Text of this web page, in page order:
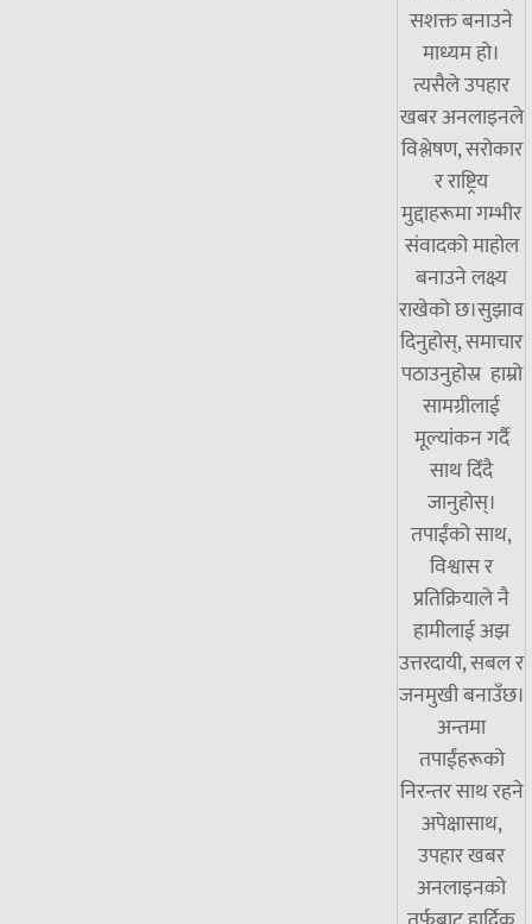
सशक्त बनाउने
माध्यम हो।
त्यसैले उपहार
खबर अनलाइनले
विश्लेषण, सरोकार
र राष्ट्रिय
मुद्दाहरूमा गम्भीर
संवादको माहोल
बनाउने लक्ष्य
राखेको छ।सुझाव
दिनुहोस्, समाचार
पठाउनुहोस्र हाम्रो
सामग्रीलाई
मूल्यांकन गर्दै
साथ दिँदै
जानुहोस्।
तपाईंको साथ,
विश्वास र
प्रतिक्रियाले नै
हामीलाई अझ
उत्तरदायी, सबल र
जनमुखी बनाउँछ।
अन्तमा
तपाईंहरूको
निरन्तर साथ रहने
अपेक्षासाथ,
उपहार खबर
अनलाइनको